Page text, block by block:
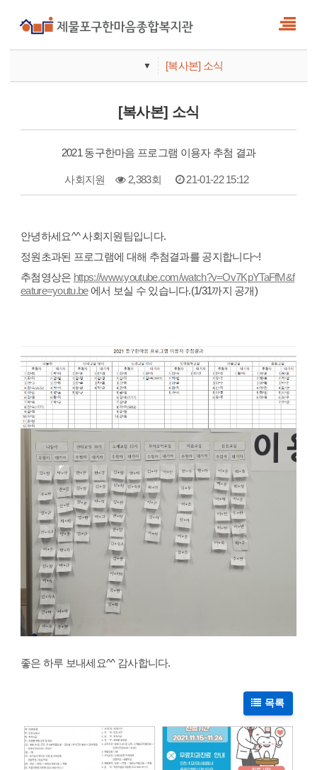
▼
기관안내
[복사본] 소식
[복사본] 소식
2021 동구한마음 프로그램 이용자 추첨 결과
사회지원 2,383회 21-01-22 15:12
안녕하세요^^ 사회지원팀입니다.
정원초과된 프로그램에 대해 추첨결과를 공지합니다~!
추첨영상은 https://www.youtube.com/watch?v=Ov7KpYTaFfM&f
eature=youtu.be에서 보실 수 있습니다.(1/31까지 공개)
좋은 하루 보내세요^^ 감사합니다.
목록